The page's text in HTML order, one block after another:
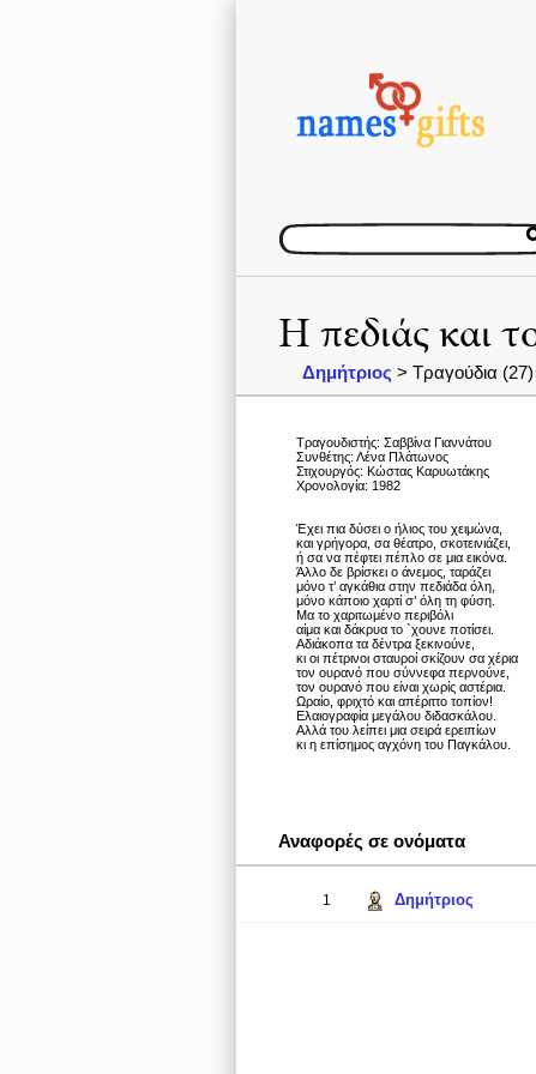
Η πεδιάς και
Δημήτριος > Τραγούδια (27)
Τραγουδιστής: Σαββίνα Γιαννάτου
Συνθέτης: Λένα Πλάτωνος
Στιχουργός: Κώστας Καρυωτάκης
Χρονολογία: 1982
Έχει πια δύσει ο ήλιος του χειμώνα,
και γρήγορα, σα θέατρο, σκοτεινιάζει,
ή σα να πέφτει πέπλο σε μια εικόνα.
Άλλο δε βρίσκει ο άνεμος, ταράζει
μόνο τ’ αγκάθια στην πεδιάδα όλη,
μόνο κάποιο χαρτί σ’ όλη τη φύση.
Mα το χαριτωμένο περιβόλι
αίμα και δάκρυα το `χουνε ποτίσει.
Aδιάκοπα τα δέντρα ξεκινούνε,
κι οι πέτρινοι σταυροί σκίζουν σα χέρια
τον ουρανό που σύννεφα περνούνε,
τον ουρανό που είναι χωρίς αστέρια.
Ωραίο, φριχτό και απέριττο τοπίον!
Eλαιογραφία μεγάλου διδασκάλου.
Aλλά του λείπει μια σειρά ερειπίων
κι η επίσημος αγχόνη του Παγκάλου.
Αναφορές σε ονόματα
1 Δημήτριος